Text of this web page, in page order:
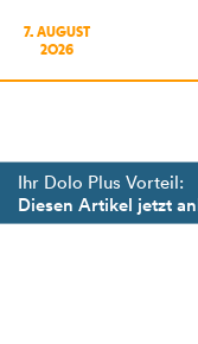
7. AUGUST
2026
Ihr Dolo Plus Vorteil:
Diesen Artikel jetzt